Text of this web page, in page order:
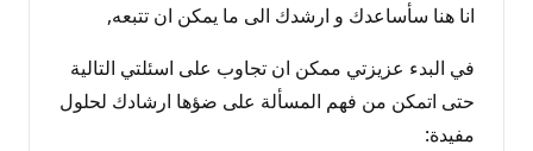
انا هنا سأساعدك و ارشدك الى ما يمكن ان تتبعه,
في البدء عزيزتي ممكن ان تجاوب على اسئلتي التالية
حتى اتمكن من فهم المسألة على ضؤها ارشادك لحلول
مفيدة: